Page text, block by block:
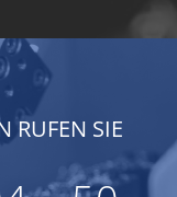
RUFEN SIE